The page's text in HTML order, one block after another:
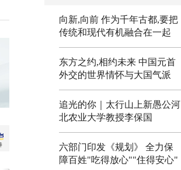
向新,向前 作为千年古都,要把
传统和现代有机融合在一起
东方之约,相约未来 中国元首
外交的世界情怀与大国气派
追光的你｜太行山上新愚公河
北农业大学教授李保国
六部门印发《规划》 全力保
障百姓"吃得放心""住得安心"